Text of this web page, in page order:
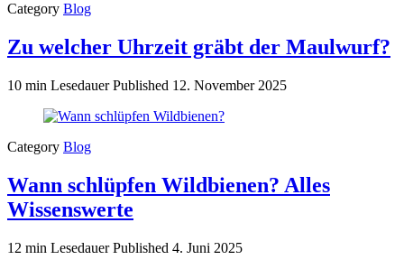
Category Blog
Zu welcher Uhrzeit gräbt der Maulwurf?
10 min LesedauerPublished 12. November 2025
Category Blog
Wann schlüpfen Wildbienen? Alles
Wissenswerte
12 min LesedauerPublished 4. Juni 2025